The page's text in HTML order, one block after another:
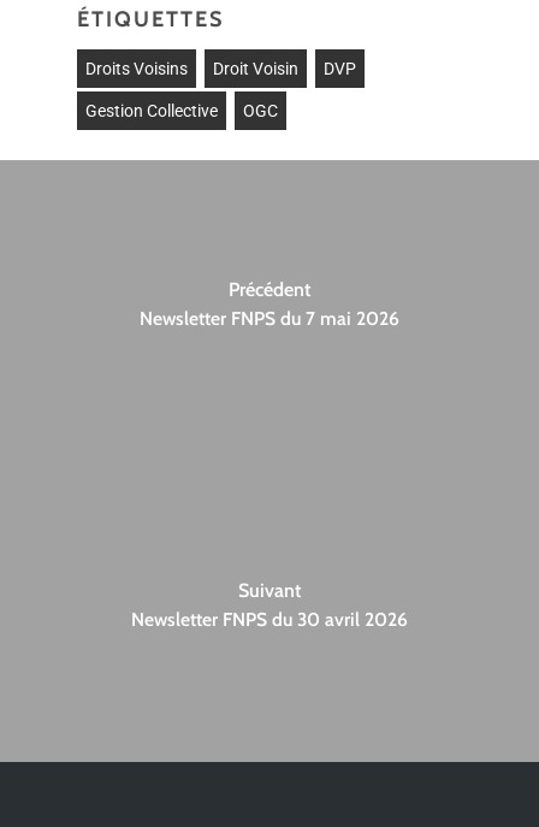
ÉTIQUETTES
Droits Voisins Droit Voisin DVP
Gestion Collective OGC
Précédent
Newsletter FNPS du 7 mai 2026
Suivant
Newsletter FNPS du 30 avril 2026